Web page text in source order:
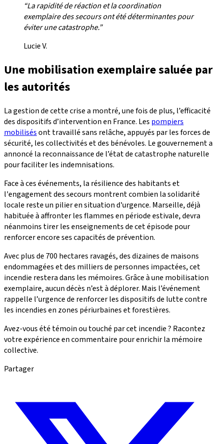
“La rapidité de réaction et la coordination
exemplaire des secours ont été déterminantes pour
éviter une catastrophe.”
Lucie V.
Une mobilisation exemplaire saluée par
les autorités
La gestion de cette crise a montré, une fois de plus, l’efficacité
des dispositifs d’intervention en France. Les pompiers
mobilisésont travaillé sans relâche, appuyés par les forces de
sécurité, les collectivités et des bénévoles. Le gouvernement a
annoncé la reconnaissance de l’état de catastrophe naturelle
pour faciliter les indemnisations.
Face à ces événements, la résilience des habitants et
l'engagement des secours montrent combien la solidarité
locale reste un pilier en situation d'urgence. Marseille, déjà
habituée à affronter les flammes en période estivale, devra
néanmoins tirer les enseignements de cet épisode pour
renforcer encore ses capacités de prévention.
Avec plus de 700 hectares ravagés, des dizaines de maisons
endommagées et des milliers de personnes impactées, cet
incendie restera dans les mémoires. Grâce à une mobilisation
exemplaire, aucun décès n’est à déplorer. Mais l’événement
rappelle l’urgence de renforcer les dispositifs de lutte contre
les incendies en zones périurbaines et forestières.
Avez-vous été témoin ou touché par cet incendie ? Racontez
votre expérience en commentaire pour enrichir la mémoire
collective.
Partager